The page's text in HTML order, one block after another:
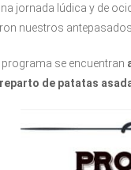
jornada lúdica y de
nuestros
programa se encuentran
de patatas